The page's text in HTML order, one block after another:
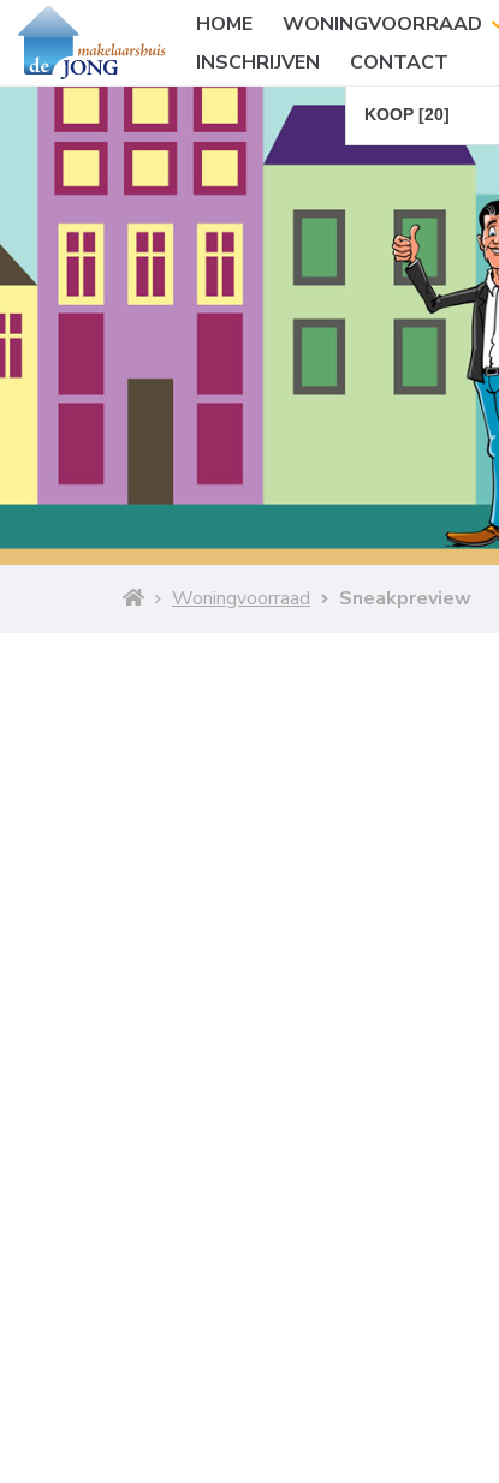
HOME WONINGVOORRAAD
INSCHRIJVEN
CONTACT
KOOP [20]
Woningvoorraad Sneakpreview